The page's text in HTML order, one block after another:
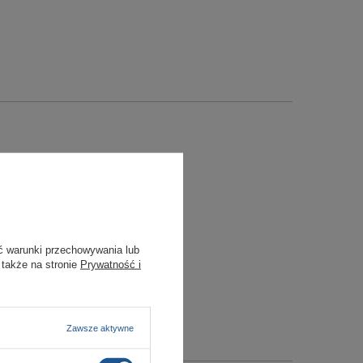
warunki przechowywania lub
na stronie Prywatność i
Zawsze aktywne